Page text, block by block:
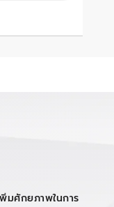
มศักยภาพในการ